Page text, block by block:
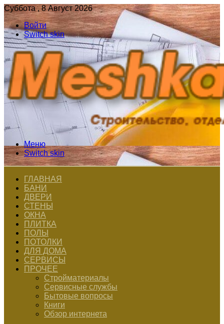
Суббота , 8 Август 2026
Войти
Switch skin
Меню
Switch skin
ГЛАВНАЯ
БАНИ
ДВЕРИ
СТЕНЫ
ОКНА
ПЛИТКА
ПОЛЫ
ПОТОЛКИ
ДЛЯ ДОМА
СЕРВИСЫ
ПРОЧЕЕ
Стройматериалы
Сервисные службы
Бытовые вопросы
Книги
Обзор интернета